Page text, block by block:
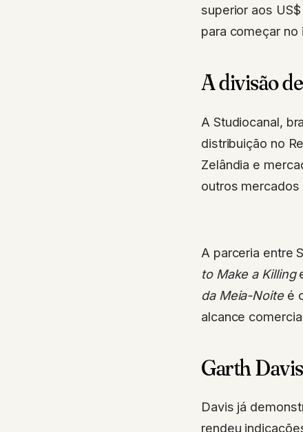
superior aos
para começar no
A divisão
A Studiocanal,
distribuição no
Zelândia e
outros mercados
A parceria entre
to Make a Killing
da Meia-Noiteé
alcance
Garth
Davis já
rendeu